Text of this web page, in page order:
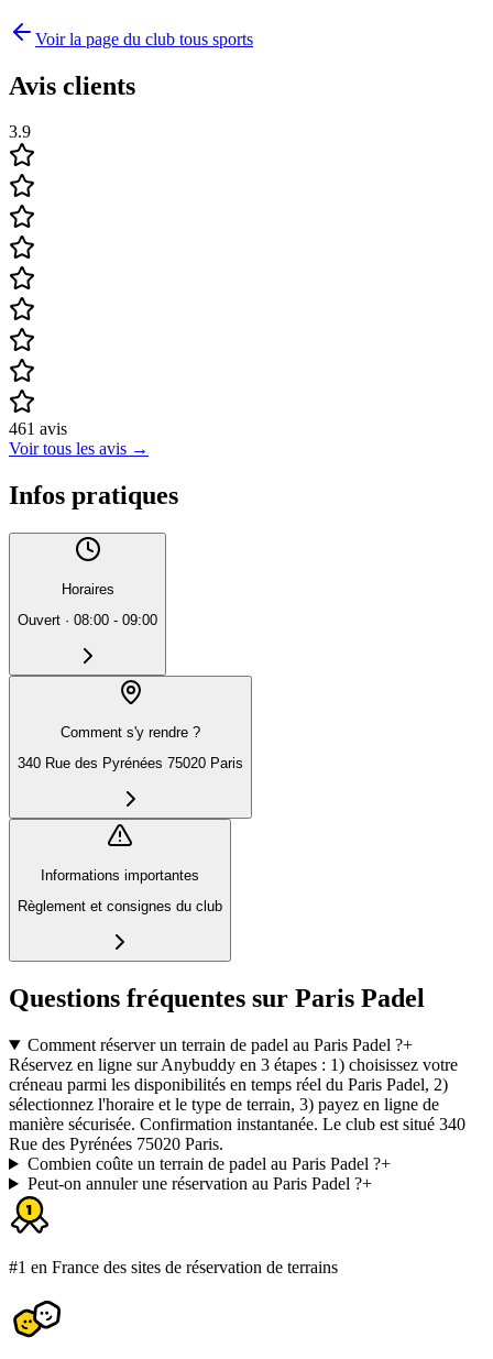
Voir la page du club tous sports
Avis clients
3.9
461 avis
Voir tous les avis →
Infos pratiques
Horaires
Ouvert · 08:00 - 09:00
Comment s'y rendre ?
340 Rue des Pyrénées 75020 Paris
Informations importantes
Règlement et consignes du club
Questions fréquentes sur Paris Padel
Comment réserver un terrain de padel au Paris Padel ?+
Réservez en ligne sur Anybuddy en 3 étapes : 1) choisissez votre
créneau parmi les disponibilités en temps réel du Paris Padel, 2)
sélectionnez l'horaire et le type de terrain, 3) payez en ligne de
manière sécurisée. Confirmation instantanée. Le club est situé 340
Rue des Pyrénées 75020 Paris.
Combien coûte un terrain de padel au Paris Padel ?+
Peut-on annuler une réservation au Paris Padel ?+
#1 en France des sites de réservation de terrains